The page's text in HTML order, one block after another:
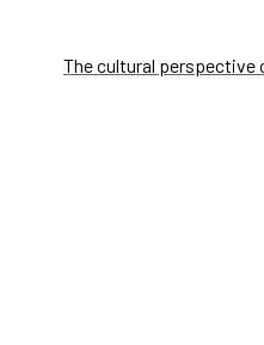
The cultural perspective